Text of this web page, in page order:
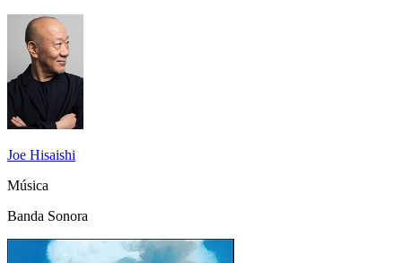
Joe Hisaishi
Música
Banda Sonora